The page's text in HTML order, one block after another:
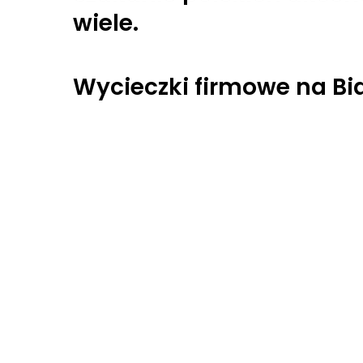
wiele.
Wycieczki firmowe na